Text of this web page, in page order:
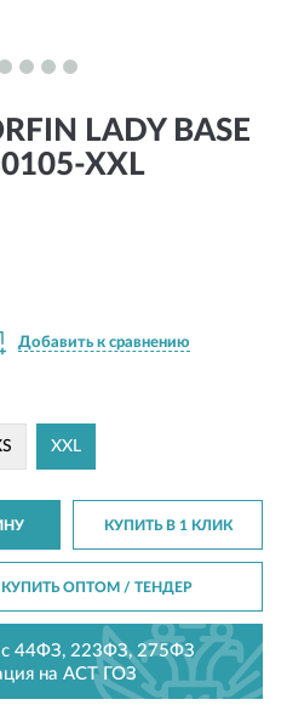
LADY BASE
XXL
Добавить к сравнению
XXL
КУПИТЬ В 1 КЛИК
КУПИТЬ ОПТОМ/ ТЕНДЕР
44ФЗ, 223ФЗ, 275ФЗ
на АСТ ГОЗ